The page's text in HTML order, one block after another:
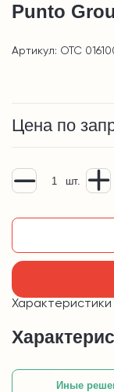
Punto
Артикул: ОТС
Цена по
шт.
Характеристики
Иные